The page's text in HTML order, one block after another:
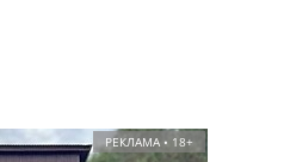
РЕКЛАМА • 18+